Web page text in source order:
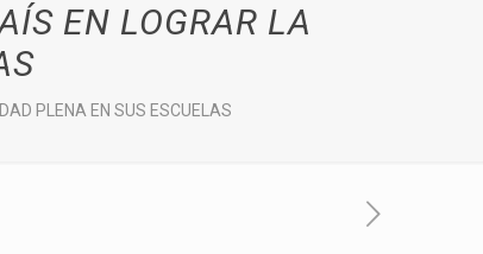
EN LOGRAR LA
PLENA EN SUS ESCUELAS